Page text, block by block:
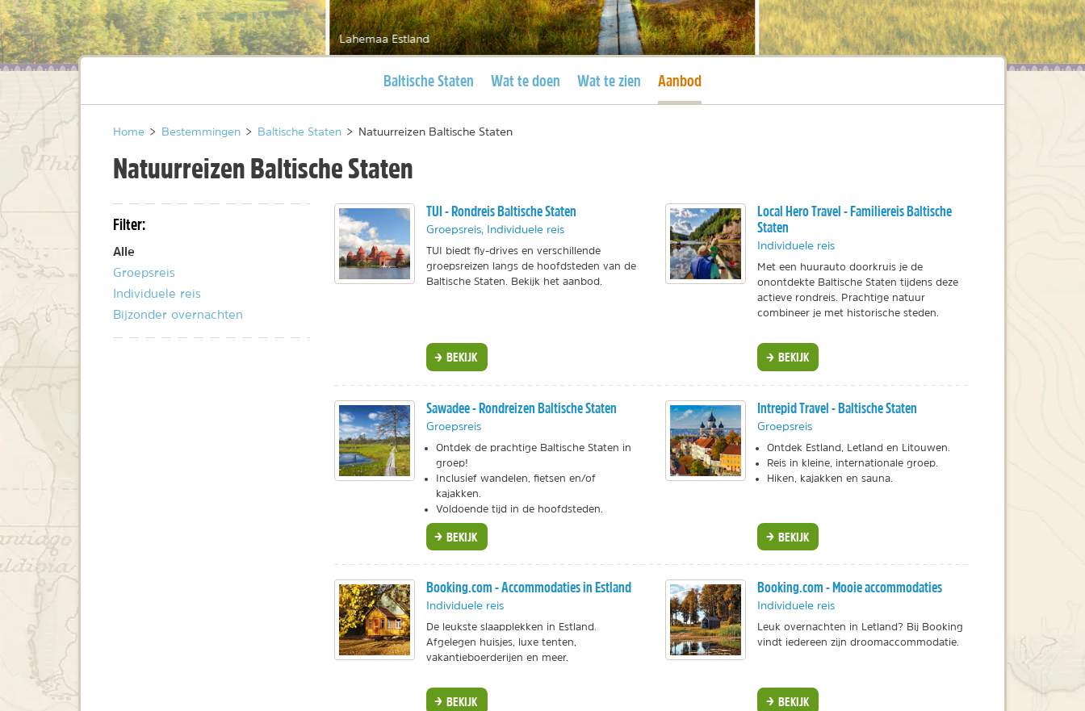
Lahemaa Estland
Huidige pagina
Baltische Staten Wat te doen Wat te zien Huidige pagina
Aanbod
Home > Bestemmingen > Baltische Staten > Natuurreizen Baltische Staten
Natuurreizen Baltische Staten
Filter:
Alle
Groepsreis
Individuele reis
Bijzonder overnachten
TUI - Rondreis Baltische Staten
Groepsreis, Individuele reis
TUI biedt fly-drives en verschillende
groepsreizen langs de hoofdsteden van de
Baltische Staten. Bekijk het aanbod.
BEKIJK
Local Hero Travel - Familiereis Baltische
Staten
Individuele reis
Met een huurauto doorkruis je de
onontdekte Baltische Staten tijdens deze
actieve rondreis. Prachtige natuur
combineer je met historische steden.
BEKIJK
Sawadee - Rondreizen Baltische Staten
Groepsreis
Ontdek de prachtige Baltische Staten in
groep!
Inclusief wandelen, fietsen en/of
kajakken.
Voldoende tijd in de hoofdsteden.
BEKIJK
Intrepid Travel - Baltische Staten
Groepsreis
Ontdek Estland, Letland en Litouwen.
Reis in kleine, internationale groep.
Hiken, kajakken en sauna.
BEKIJK
Booking.com - Accommodaties in Estland
Individuele reis
De leukste slaapplekken in Estland.
Afgelegen huisjes, luxe tenten,
vakantieboerderijen en meer.
BEKIJK
Booking.com - Mooie accommodaties
Individuele reis
Leuk overnachten in Letland? Bij Booking
vindt iedereen zijn droomaccommodatie.
BEKIJK